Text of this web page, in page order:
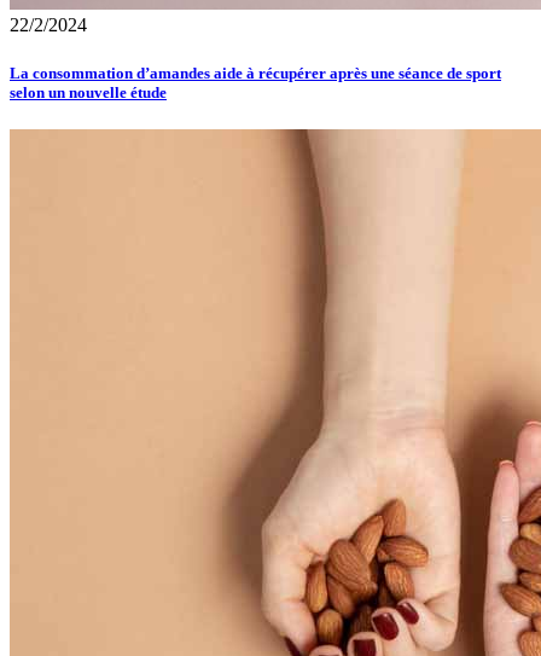
22/2/2024
La consommation d’amandes aide à récupérer après une séance de sport
selon un nouvelle étude